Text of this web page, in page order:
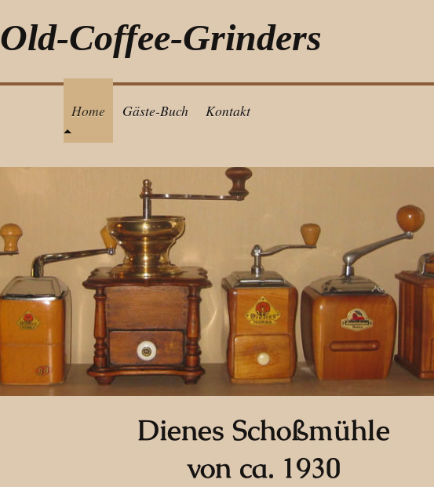
Old-Coffee-Grinders
Home Gäste-Buch Kontakt
Dienes Schoßmühle
von ca. 1930